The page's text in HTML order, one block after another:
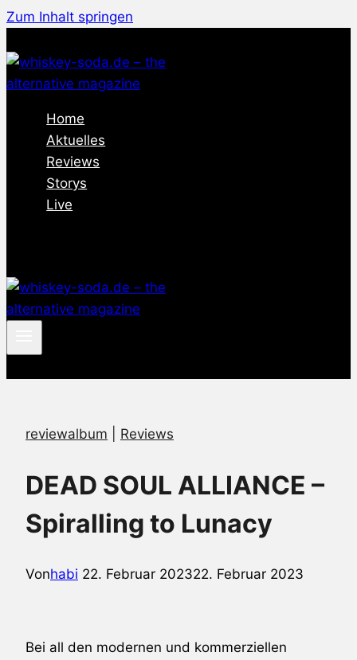
Zum Inhalt springen
Home
Aktuelles
Reviews
Storys
Live
reviewalbum Reviews
DEAD SOUL ALLIANCE –
Spiralling to Lunacy
Vonhabi 22. Februar 202322. Februar 2023
Bei all den modernen und kommerziellen